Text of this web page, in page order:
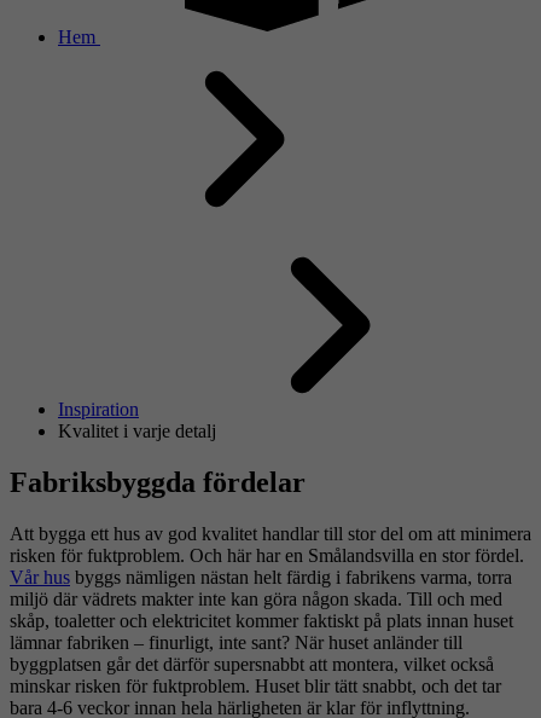
Hem
Inspiration
Kvalitet i varje detalj
Fabriksbyggda fördelar
Att bygga ett hus av god kvalitet handlar till stor del om att minimera
risken för fuktproblem. Och här har en Smålandsvilla en stor fördel.
Vår hus byggs nämligen nästan helt färdig i fabrikens varma, torra
miljö där vädrets makter inte kan göra någon skada. Till och med
skåp, toaletter och elektricitet kommer faktiskt på plats innan huset
lämnar fabriken – finurligt, inte sant? När huset anländer till
byggplatsen går det därför supersnabbt att montera, vilket också
minskar risken för fuktproblem. Huset blir tätt snabbt, och det tar
bara 4-6 veckor innan hela härligheten är klar för inflyttning.